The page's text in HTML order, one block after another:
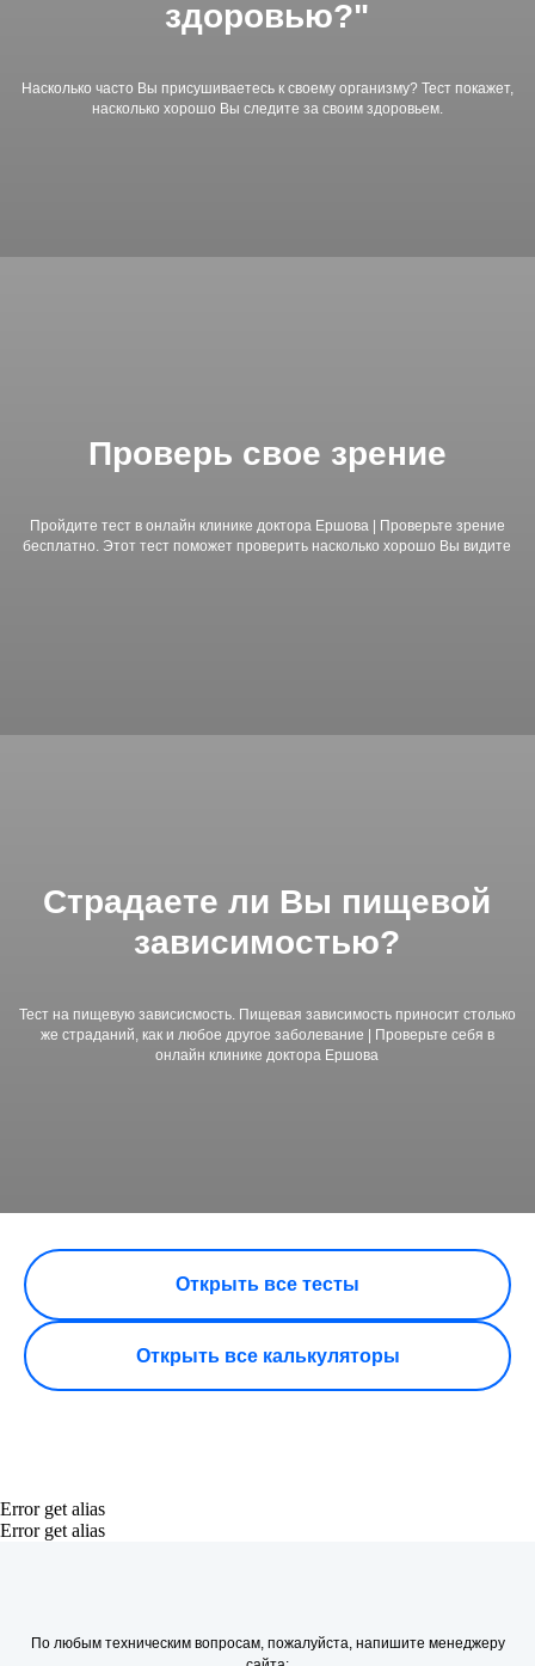
здоровью?"
Насколько часто Вы присушиваетесь к своему организму? Тест покажет,
насколько хорошо Вы следите за своим здоровьем.
Проверь свое зрение
Пройдите тест в онлайн клинике доктора Ершова | Проверьте зрение
бесплатно. Этот тест поможет проверить насколько хорошо Вы видите
Страдаете ли Вы пищевой
зависимостью?
Тест на пищевую зависисмость. Пищевая зависимость приносит столько
же страданий, как и любое другое заболевание | Проверьте себя в
онлайн клинике доктора Ершова
Открыть все тесты
Открыть все калькуляторы
Error get alias
Error get alias
По любым техническим вопросам, пожалуйста, напишите менеджеру